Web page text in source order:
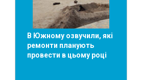
В Южному озвучили, які
ремонти планують
провести в цьому році